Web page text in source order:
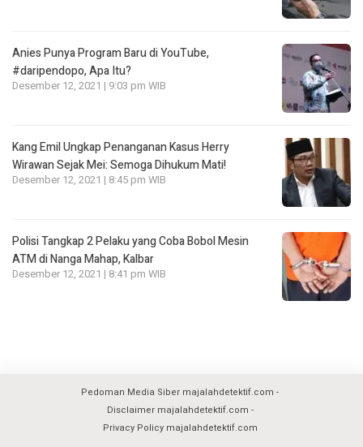
Anies Punya Program Baru di YouTube,
#daripendopo, Apa Itu?
Desember 12, 2021 | 9:03 pm WIB
Kang Emil Ungkap Penanganan Kasus Herry
Wirawan Sejak Mei: Semoga Dihukum Mati!
Desember 12, 2021 | 8:45 pm WIB
Polisi Tangkap 2 Pelaku yang Coba Bobol Mesin
ATM di Nanga Mahap, Kalbar
Desember 12, 2021 | 8:41 pm WIB
Pedoman Media Siber majalahdetektif.com
Disclaimer majalahdetektif.com
Privacy Policy majalahdetektif.com